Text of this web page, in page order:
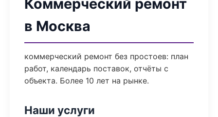
Коммерческий ремонт
в Москва
коммерческий ремонт без простоев: план
работ, календарь поставок, отчёты с
объекта. Более 10 лет на рынке.
Наши услуги